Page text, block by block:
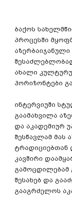
ბაქოს
პროცესში
აზერბაიჯანული
ახალი
ჰორიზონტები
ინტერვიუში
გაამახვილა
და აკადემიურ
შესწავლამ მას
ტრადიციებთან
კავშირი
გამოცდილებამ
შესახებ და
გააგრძელოს